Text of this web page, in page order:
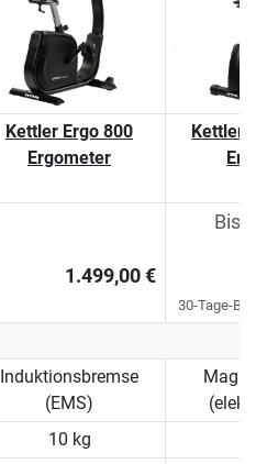
Kettler Ergo 800
Ergometer
Kettler
1.499,00 €
30-Tage-
Induktionsbremse
(EMS)
10 kg